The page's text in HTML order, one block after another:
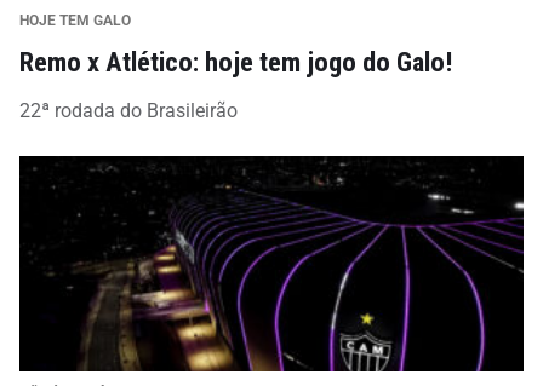
HOJE TEM GALO
Remo x Atlético: hoje tem jogo do Galo!
22ª rodada do Brasileirão